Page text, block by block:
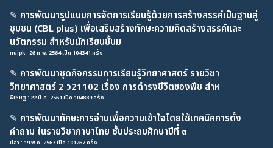
✎ การพัฒนารูปแบบการจัดการเรียนรู้ด้วยการสร้างสรรค์เป็นฐานสู่
ชุมชน (CBL plus) เพื่อเสริมสร้างทักษะความคิดสร้างสรรค์และ
นวัตกรรม สำหรับนักเรียนชั้นม
nuipk : 26 ก.พ. 2564 เปิด 104341 ครั้ง
✎ การพัฒนาชุดกิจกรรมการเรียนรู้วิทยาศาสตร์ รายวิชา
วิทยาศาสตร์ 2 ว21102 เรื่อง การดำรงชีวิตของพืช สำห
พิเชษฐ : 22 มี.ค. 2561 เปิด 104889 ครั้ง
✎ การพัฒนาทักษะการอ่านเพื่อความเข้าใจโดยใช้เทคนิคการตั้ง
คำถาม ในรายวิชาภาษาไทย ชั้นประถมศึกษาปีที่ ๓
ปลา : 19 พ.ค. 2567 เปิด 101267 ครั้ง